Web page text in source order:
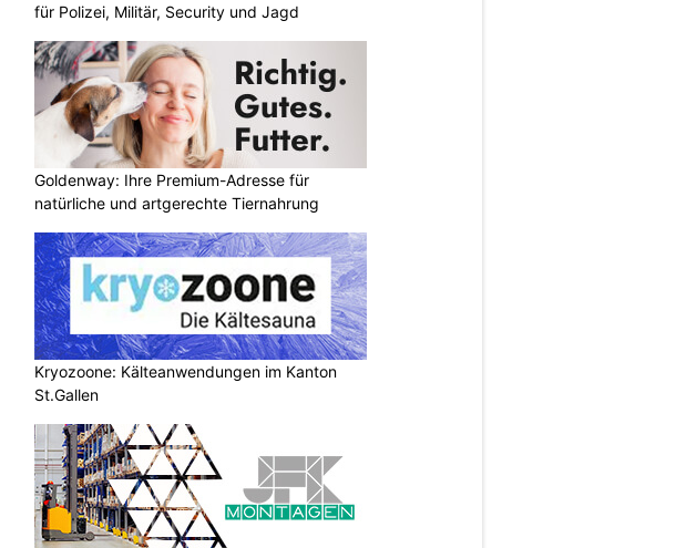
für Polizei, Militär, Security und Jagd
Goldenway: Ihre Premium-Adresse für
natürliche und artgerechte Tiernahrung
Kryozoone: Kälteanwendungen im Kanton
St.Gallen